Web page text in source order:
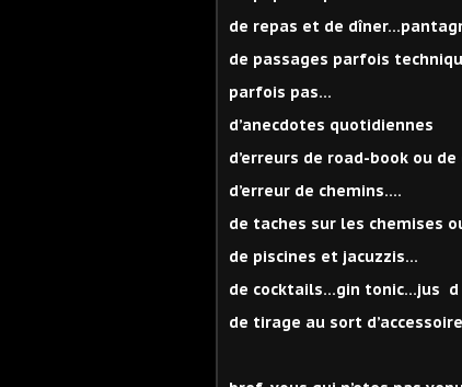
de repas et de
de passages parfois
parfois pas…
d’anecdotes quotidiennes
d’erreurs de road-book ou
d’erreur de chemins….
de taches sur les chemises
de piscines et jacuzzis…
de cocktails…gin tonic…jus d
de tirage au sort